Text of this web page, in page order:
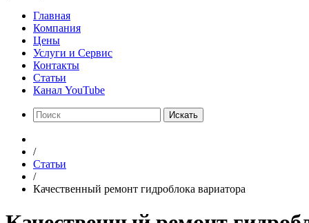
Главная
Компания
Цены
Услуги и Сервис
Контакты
Статьи
Канал YouTube
Искать
/
Статьи
/
Качественный ремонт гидроблока вариатора